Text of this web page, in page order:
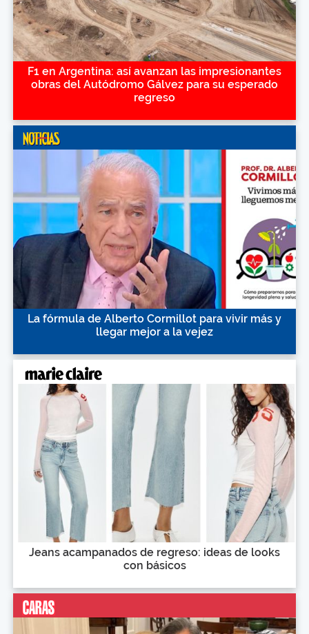
F1 en Argentina: así avanzan las impresionantes
obras del Autódromo Gálvez para su esperado
regreso
La fórmula de Alberto Cormillot para vivir más y
llegar mejor a la vejez
Jeans acampanados de regreso: ideas de looks
con básicos